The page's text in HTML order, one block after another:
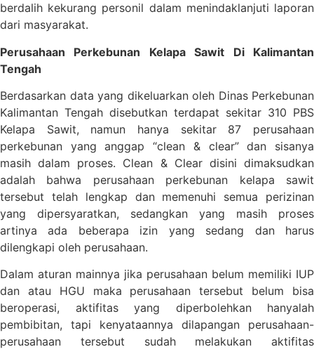
berdalih kekurang personil dalam menindaklanjuti laporan
dari masyarakat.
Perusahaan Perkebunan Kelapa Sawit Di Kalimantan
Tengah
Berdasarkan data yang dikeluarkan oleh Dinas Perkebunan
Kalimantan Tengah disebutkan terdapat sekitar 310 PBS
Kelapa Sawit, namun hanya sekitar 87 perusahaan
perkebunan yang anggap “clean & clear” dan sisanya
masih dalam proses. Clean & Clear disini dimaksudkan
adalah bahwa perusahaan perkebunan kelapa sawit
tersebut telah lengkap dan memenuhi semua perizinan
yang dipersyaratkan, sedangkan yang masih proses
artinya ada beberapa izin yang sedang dan harus
dilengkapi oleh perusahaan.
Dalam aturan mainnya jika perusahaan belum memiliki IUP
dan atau HGU maka perusahaan tersebut belum bisa
beroperasi, aktifitas yang diperbolehkan hanyalah
pembibitan, tapi kenyataannya dilapangan perusahaan-
perusahaan tersebut sudah melakukan aktifitas